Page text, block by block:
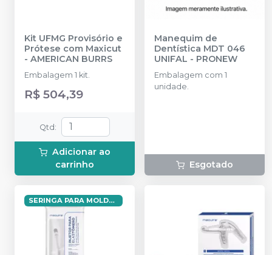
Kit UFMG Provisório e
Prótese com Maxicut
- AMERICAN BURRS
Embalagem 1 kit.
R$ 504,39
Qtd:
Adicionar ao
carrinho
Manequim de
Dentística MDT 046
UNIFAL - PRONEW
Embalagem com 1
unidade.
Esgotado
SERINGA PARA MOLDAGEM EM ELASTÔMERO